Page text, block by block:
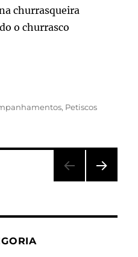
churrasqueira
o churrasco
, Petiscos
NA